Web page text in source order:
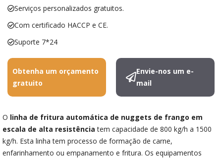
Serviços personalizados gratuitos.
Com certificado HACCP e CE.
Suporte 7*24
Obtenha um orçamento
gratuito
Envie-nos um e-
mail
O linha de fritura automática de nuggets de frango em
escala de alta resistência tem capacidade de 800 kg/h a 1500
kg/h. Esta linha tem processo de formação de carne,
enfarinhamento ou empanamento e fritura. Os equipamentos